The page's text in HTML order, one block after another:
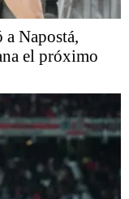
a Napostá,
el próximo